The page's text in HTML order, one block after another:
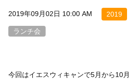
2019年09月02日 10:00 AM 2019
ランチ会
今回はイエスウィキャンで5月から10月